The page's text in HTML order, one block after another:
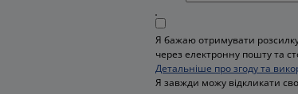
Я бажаю отримувати
через електронну пошту та
Детальніше про згоду та
Я завжди можу відкликати